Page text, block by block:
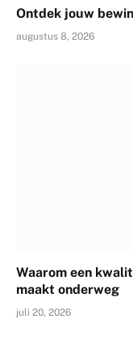
Ontdek jouw
augustus 8, 2026
Waarom een
maakt onderweg
juli 20, 2026